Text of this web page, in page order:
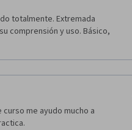
totalmente. Extremada
comprensión y uso. Básico,
me ayudo mucho a